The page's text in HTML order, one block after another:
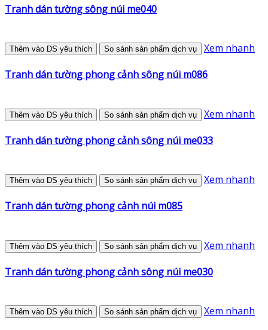
Tranh dán tường sông núi me040
Thêm vào DS yêu thích So sánh sản phẩm dịch vụ Xem nhanh
Tranh dán tường phong cảnh sông núi m086
Thêm vào DS yêu thích So sánh sản phẩm dịch vụ Xem nhanh
Tranh dán tường phong cảnh sông núi me033
Thêm vào DS yêu thích So sánh sản phẩm dịch vụ Xem nhanh
Tranh dán tường phong cảnh núi m085
Thêm vào DS yêu thích So sánh sản phẩm dịch vụ Xem nhanh
Tranh dán tường phong cảnh sông núi me030
Thêm vào DS yêu thích So sánh sản phẩm dịch vụ Xem nhanh